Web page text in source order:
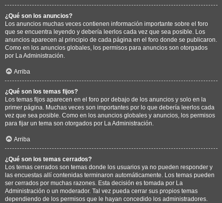
¿Qué son los anuncios?
Los anuncios muchas veces contienen información importante sobre el foro
que se encuentra leyendo y debería leerlos cada vez que sea posible. Los
anuncios aparecen al principio de cada página en el foro donde se publicaron.
Como en los anuncios globales, los permisos para anuncios son otorgados
por La Administración.
Arriba
¿Qué son los temas fijos?
Los temas fijos aparecen en el foro por debajo de los anuncios y solo en la
primer página. Muchas veces son importantes por lo que debería leerlos cada
vez que sea posible. Como en los anuncios globales y anuncios, los permisos
para fijar un tema son otorgados por La Administración.
Arriba
¿Qué son los temas cerrados?
Los temas cerrados son temas donde los usuarios ya no pueden responder y
las encuestas allí contenidas terminaron automáticamente. Los temas pueden
ser cerrados por muchas razones. Esta decisión es tomada por La
Administración o un moderador. Tal vez pueda cerrar sus propios temas
dependiendo de los permisos que le hayan concedido los administradores.